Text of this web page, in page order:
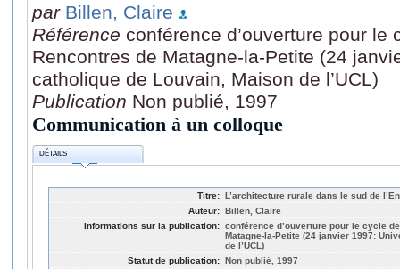
par Billen, Claire
Référence conférence d’ouverture pour
Rencontres de Matagne-la-Petite (24
catholique de Louvain, Maison de l’UCL)
Publication Non publié, 1997
Communication à un colloque
DÉTAILS
Titre: L’architecture rurale dans le sud de
Auteur: Billen, Claire
Informations sur la publication: conférence d’ouverture pour le cycle
Matagne-la-Petite (24 janvier 1997:
de l’UCL)
Statut de publication: Non publié, 1997